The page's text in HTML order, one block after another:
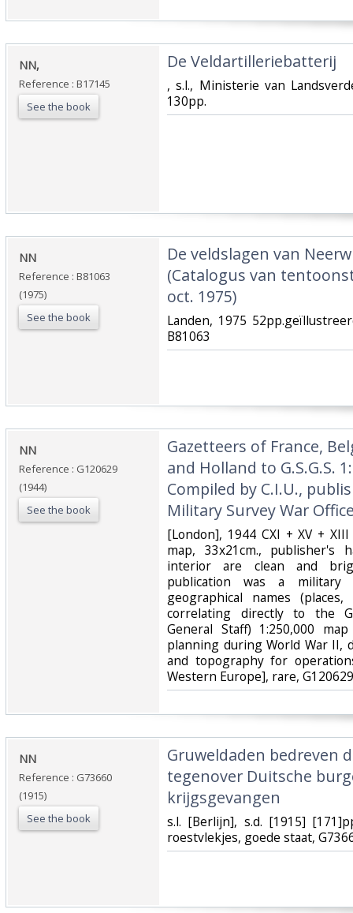
‎NN,‎
Reference : B17145
See the book
‎De Veldartilleriebatterij‎
‎, s.l., Ministerie van
130pp.‎
‎NN‎
Reference : B81063
(1975)
See the book
‎De veldslagen van
(Catalogus van
oct. 1975)‎
‎Landen, 1975
B81063‎
‎NN‎
Reference : G120629
(1944)
See the book
‎Gazetteers of France,
and Holland to G.S.G.S.
Compiled by C.I.U.,
Military Survey War
‎[London], 1944 CXI + XV +
map, 33x21cm., publisher's
interior are clean and
publication was a military
geographical names
correlating directly to the
General Staff) 1:250,000
planning during World War II,
and topography for
Western Europe], rare, G120629‎
‎NN‎
Reference : G73660
(1915)
See the book
‎Gruweldaden bedreven
tegenover Duitsche
krijgsgevangen‎
‎s.l. [Berlijn], s.d. [1915]
roestvlekjes, goede staat,